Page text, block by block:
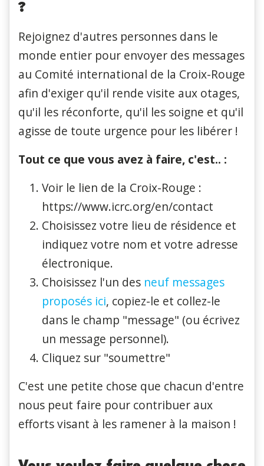
?
Rejoignez d'autres personnes dans le
monde entier pour envoyer des messages
au Comité international de la Croix-Rouge
afin d'exiger qu'il rende visite aux otages,
qu'il les réconforte, qu'il les soigne et qu'il
agisse de toute urgence pour les libérer !
Tout ce que vous avez à faire, c'est.. :
Voir le lien de la Croix-Rouge :
https://www.icrc.org/en/contact
Choisissez votre lieu de résidence et
indiquez votre nom et votre adresse
électronique.
Choisissez l'un des neuf messages
proposés ici, copiez-le et collez-le
dans le champ "message" (ou écrivez
un message personnel).
Cliquez sur "soumettre"
C'est une petite chose que chacun d'entre
nous peut faire pour contribuer aux
efforts visant à les ramener à la maison !